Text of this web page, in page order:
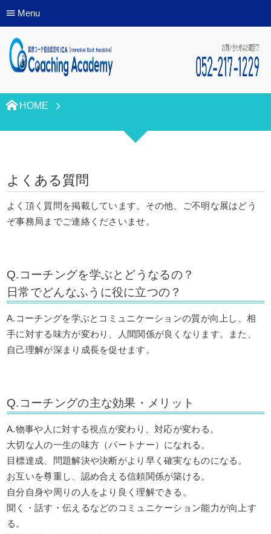
Menu
HOME
よくある質問
よく頂く質問を掲載しています。その他、ご不明な展はどう
ぞ事務局までご連絡くださいませ。
Q.コーチングを学ぶとどうなるの？
日常でどんなふうに役に立つの？
A.コーチングを学ぶとコミュニケーションの質が向上し、相
手に対する味方が変わり、人間関係が良くなります。また、
自己理解が深まり成長を促せます。
Q.コーチングの主な効果・メリット
A.物事や人に対する視点が変わり、対応が変わる。
大切な人の一生の味方（パートナー）になれる。
目標達成、問題解決や決断がより早く確実なものになる。
お互いを尊重し、認め合える信頼関係が築ける。
自分自身や周りの人をより良く理解できる。
聞く・話す・伝えるなどのコミュニケーション能力が向上す
る。